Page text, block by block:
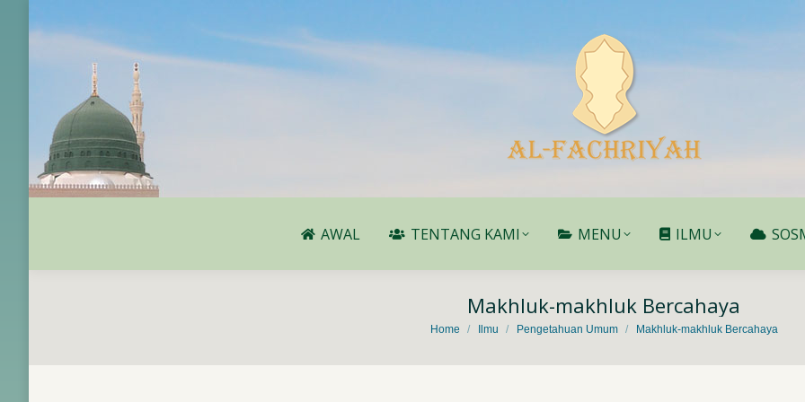
AWAL TENTANG KAMI MENU ILMU
Makhluk-makhluk Bercahaya
You are here:
Home Ilmu Pengetahuan Umum Makhluk-makhluk Bercahaya
AWAL TENTANG KAMI MENU